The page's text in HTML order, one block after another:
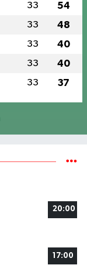
33 54
33 48
33 40
33 40
33 37
20:00
17:00